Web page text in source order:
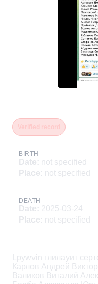
BIRTH
Date: not specified
Place: not specified
DEATH
Date: 2025-03-24
Place: not specified
Lpywvin глилауит
Карлов Андрей
Валиков Виталий